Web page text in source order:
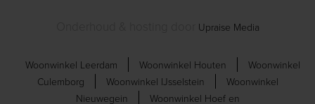
Upraise Media
Woonwinkel Leerdam Woonwinkel Houten
Woonwinkel
Culemborg
Woonwinkel IJsselstein
Woonwinkel
Nieuwegein
Woonwinkel Hoef en